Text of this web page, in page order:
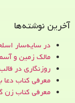
آخرین نوشته‌ها
در سایه‌سار
مالک زمین و
روزنگاری در
معرفی کتاب دعا
معرفی کتاب زن‌